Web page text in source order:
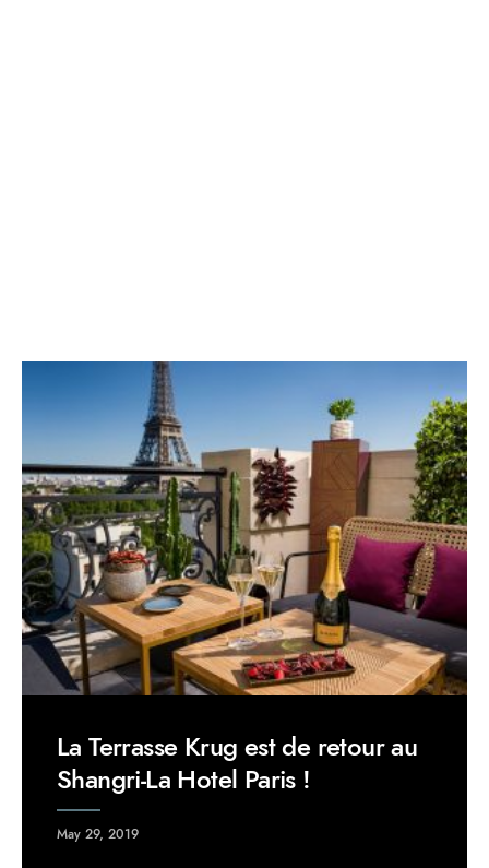
La Terrasse Krug est de retour au
Shangri-La Hotel Paris !
May 29, 2019